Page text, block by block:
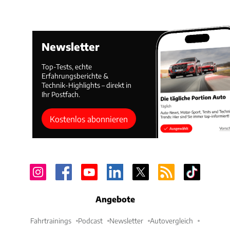
Newsletter
Top-Tests, echte
Erfahrungsberichte &
Technik-Highlights – direkt in
Ihr Postfach.
Kostenlos abonnieren
Angebote
Fahrtrainings Podcast Newsletter Autovergleich